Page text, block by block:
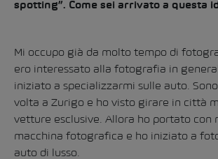
spotting”. Come sei arrivato a questa
Mi occupo già da molto tempo di
ero interessato alla fotografia in
iniziato a specializzarmi sulle auto.
volta a Zurigo e ho visto girare in città
vetture esclusive. Allora ho portato con
macchina fotografica e ho iniziato a
auto di lusso.